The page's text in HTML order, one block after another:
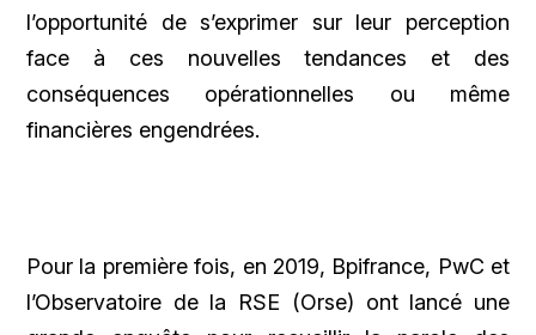
l’opportunité de s’exprimer sur leur perception
face à ces nouvelles tendances et des
conséquences opérationnelles ou même
financières engendrées.
Pour la première fois, en 2019, Bpifrance, PwC et
l’Observatoire de la RSE (Orse) ont lancé une